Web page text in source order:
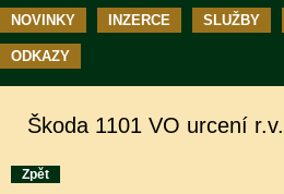
NOVINKY INZERCE SLUŽBY
ODKAZY
Škoda 1101 VO urcení r.v.
Zpět